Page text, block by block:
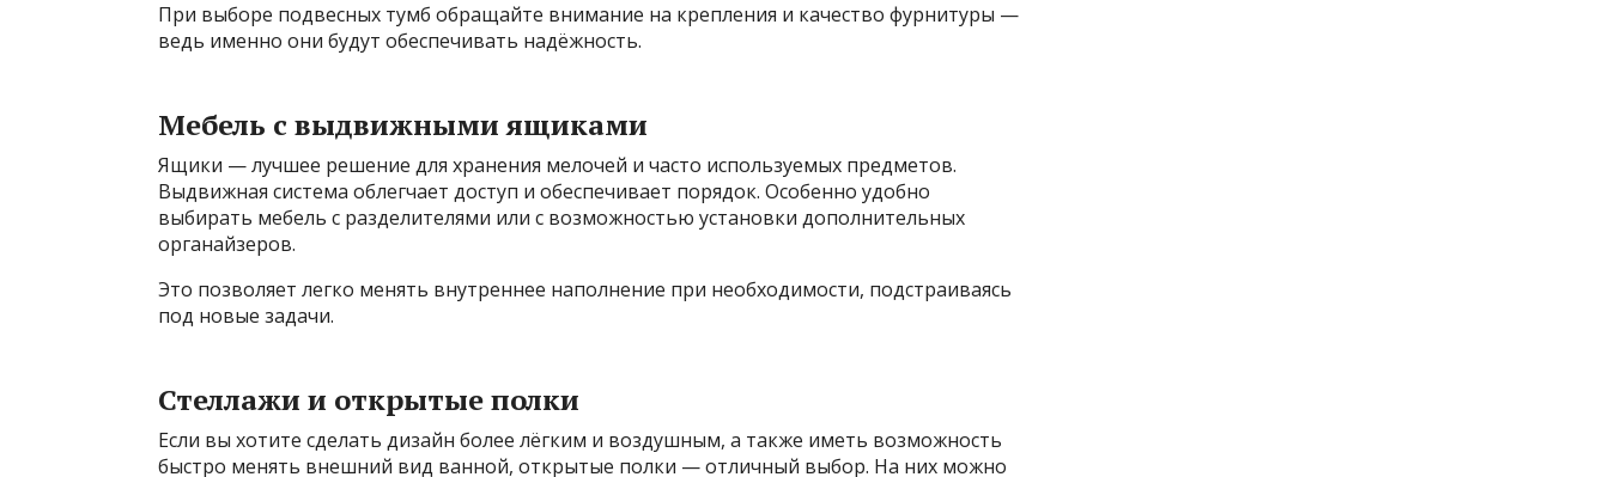
При выборе подвесных тумб обращайте внимание на крепления и качество фурнитуры —
ведь именно они будут обеспечивать надёжность.
Мебель с выдвижными ящиками
Ящики — лучшее решение для хранения мелочей и часто используемых предметов.
Выдвижная система облегчает доступ и обеспечивает порядок. Особенно удобно
выбирать мебель с разделителями или с возможностью установки дополнительных
органайзеров.
Это позволяет легко менять внутреннее наполнение при необходимости, подстраиваясь
под новые задачи.
Стеллажи и открытые полки
Если вы хотите сделать дизайн более лёгким и воздушным, а также иметь возможность
быстро менять внешний вид ванной, открытые полки — отличный выбор. На них можно